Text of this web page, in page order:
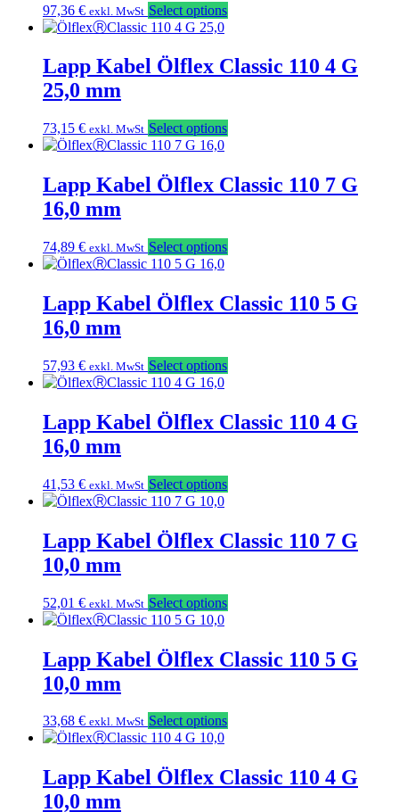
97,36 € exkl. MwSt Select options
Lapp Kabel Ölflex Classic 110 4 G
25,0 mm
73,15 € exkl. MwSt Select options
Lapp Kabel Ölflex Classic 110 7 G
16,0 mm
74,89 € exkl. MwSt Select options
Lapp Kabel Ölflex Classic 110 5 G
16,0 mm
57,93 € exkl. MwSt Select options
Lapp Kabel Ölflex Classic 110 4 G
16,0 mm
41,53 € exkl. MwSt Select options
Lapp Kabel Ölflex Classic 110 7 G
10,0 mm
52,01 € exkl. MwSt Select options
Lapp Kabel Ölflex Classic 110 5 G
10,0 mm
33,68 € exkl. MwSt Select options
Lapp Kabel Ölflex Classic 110 4 G
10,0 mm